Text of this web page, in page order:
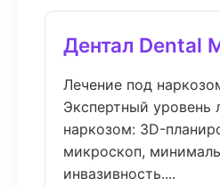
Дентал Dental
Лечение под
Экспертный уровень
наркозом: 3D-
микроскоп,
инвазивность....